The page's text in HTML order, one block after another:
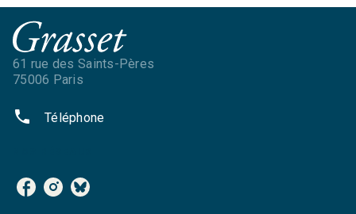
61 rue des Saints-Pères
75006 Paris
phone Téléphone